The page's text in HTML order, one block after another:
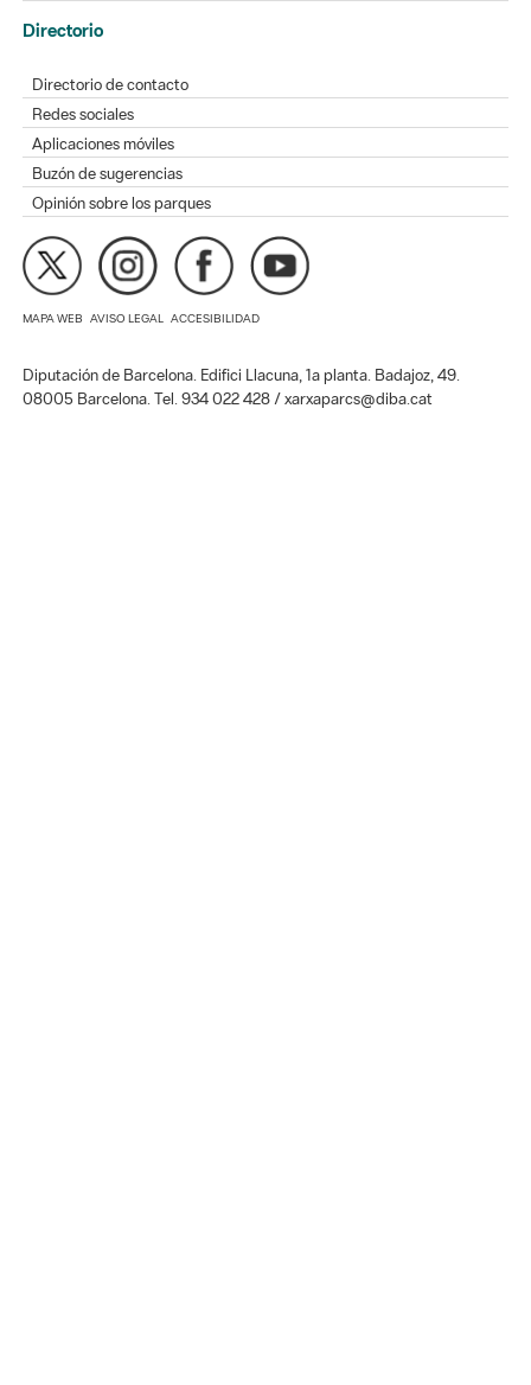
Directorio
Directorio de contacto
Redes sociales
Aplicaciones móviles
Buzón de sugerencias
Opinión sobre los parques
MAPA WEB AVISO LEGAL ACCESIBILIDAD
Diputación de Barcelona. Edifici Llacuna, 1a planta. Badajoz, 49.
08005 Barcelona. Tel. 934 022 428 / xarxaparcs@diba.cat